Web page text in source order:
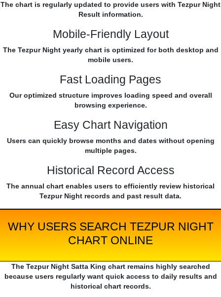
The chart is regularly updated to provide users with Tezpur Night
Result information.
Mobile-Friendly Layout
The Tezpur Night yearly chart is optimized for both desktop and
mobile users.
Fast Loading Pages
Our optimized structure improves loading speed and overall
browsing experience.
Easy Chart Navigation
Users can quickly browse months and dates without opening
multiple pages.
Historical Record Access
The annual chart enables users to efficiently review historical
Tezpur Night records and past result data.
WHY USERS SEARCH TEZPUR NIGHT
CHART ONLINE
The Tezpur Night Satta King chart remains highly searched
because users regularly want quick access to daily results and
historical chart records.